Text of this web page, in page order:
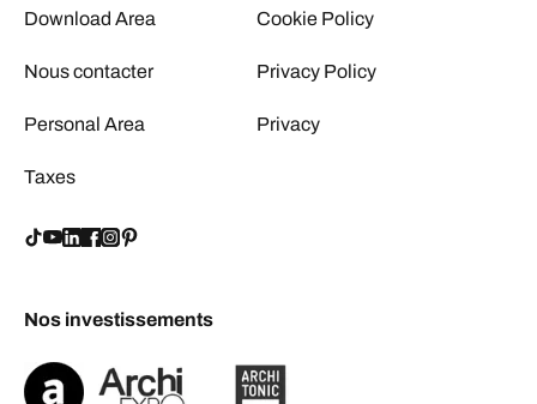
Download Area
Nous contacter
Personal Area
Taxes
Cookie Policy
Privacy Policy
Privacy
Nos investissements